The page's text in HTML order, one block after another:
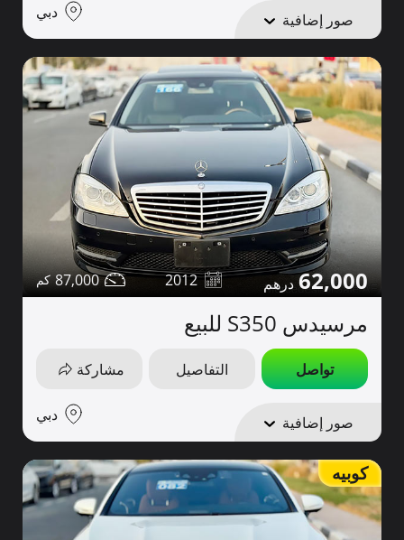
صور إضافية دبي
62,000
2012
87,000
مرسيدس S350 للبيع
تواصل التفاصيل مشاركة
صور إضافية دبي
كوبيه